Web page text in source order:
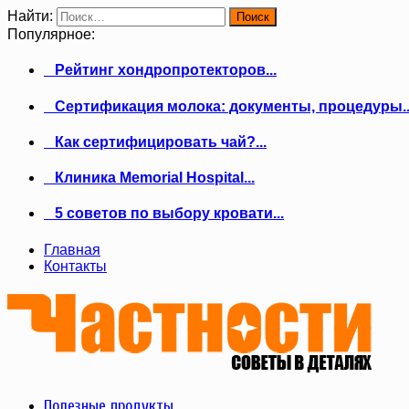
Найти:
Популярное:
Рейтинг хондропротекторов...
Сертификация молока: документы,
Как сертифицировать чай?...
Клиника Memorial Hospital...
5 советов по выбору кровати...
Главная
Контакты